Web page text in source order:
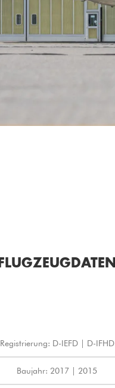
FLUGZEUGDATEN
Registrierung: D-IEFD | D-IFHD
Baujahr: 2017 | 2015